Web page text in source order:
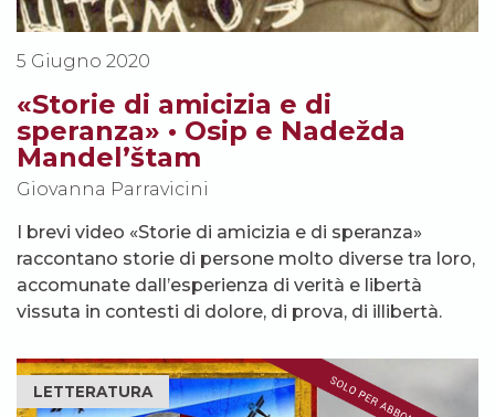
5 Giugno 2020
«Storie di amicizia e di
speranza» • Osip e Nadežda
Mandel’štam
Giovanna Parravicini
I brevi video «Storie di amicizia e di speranza»
raccontano storie di persone molto diverse tra loro,
accomunate dall’esperienza di verità e libertà
vissuta in contesti di dolore, di prova, di illibertà.
LETTERATURA